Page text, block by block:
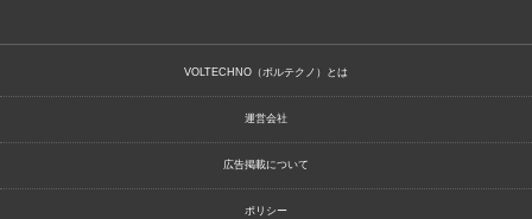
VOLTECHNO（ボルテクノ）とは
運営会社
広告掲載について
ポリシー